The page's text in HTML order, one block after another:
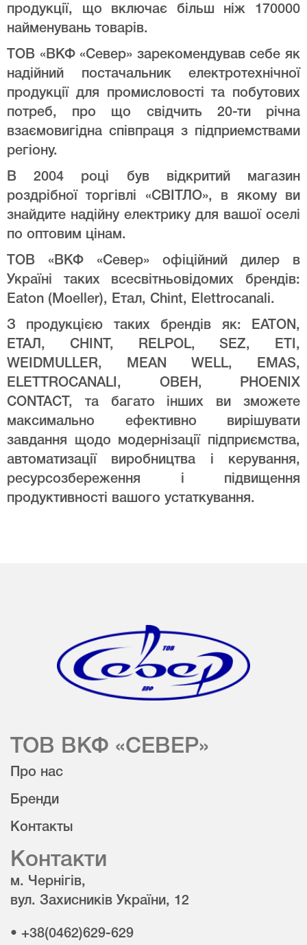
продукції, що включає більш ніж 170000
найменувань товарів.
ТОВ «ВКФ «Север» зарекомендував себе як
надійний постачальник електротехнічної
продукції для промисловості та побутових
потреб, про що свідчить 20-ти річна
взаємовигідна співпраця з підприемствами
регіону.
В 2004 році був відкритий магазин
роздрібної торгівлі «СВІТЛО», в якому ви
знайдите надійну електрику для вашої оселі
по оптовим цінам.
ТОВ «ВКФ «Север» офіційний дилер в
Україні таких всесвітньовідомих брендів:
Eaton (Moeller), Етал, Chint, Elettrocanali.
З продукцією таких брендів як: EATON,
ЕТАЛ, CHINT, RELPOL, SEZ, ETI,
WEIDMULLER, MEAN WELL, EMAS,
ELETTROCANALI, ОВЕН, PHOENIX
CONTACT, та багато інших ви зможете
максимально ефективно вирішувати
завдання щодо модернізації підприємства,
автоматизації виробництва і керування,
ресурсозбереження і підвищення
продуктивності вашого устаткування.
ТОВ ВКФ «СЕВЕР»
Про нас
Бренди
Контакты
Контакти
м. Чернігів,
вул. Захисників України, 12
• +38(0462)629-629